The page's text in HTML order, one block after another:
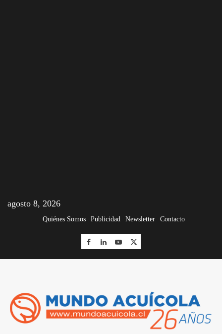
agosto 8, 2026
Quiénes Somos Publicidad Newsletter Contacto